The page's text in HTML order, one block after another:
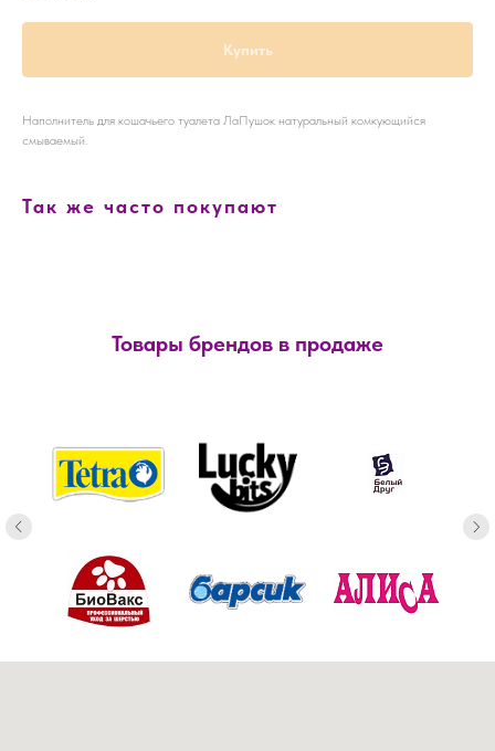
Купить
Наполнитель для кошачьего туалета ЛаПушок натуральный комкующийся
смываемый.
Так же часто покупают
Товары брендов в продаже